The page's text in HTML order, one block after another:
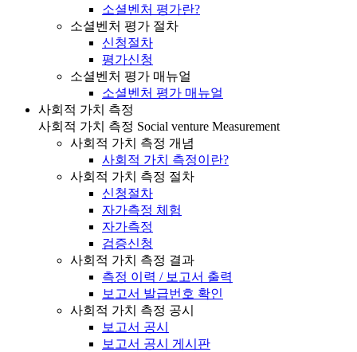
소셜벤처 평가란?
소셜벤처 평가 절차
신청절차
평가신청
소셜벤처 평가 매뉴얼
소셜벤처 평가 매뉴얼
사회적 가치 측정
사회적 가치 측정 Social venture Measurement
사회적 가치 측정 개념
사회적 가치 측정이란?
사회적 가치 측정 절차
신청절차
자가측정 체험
자가측정
검증신청
사회적 가치 측정 결과
측정 이력 / 보고서 출력
보고서 발급번호 확인
사회적 가치 측정 공시
보고서 공시
보고서 공시 게시판